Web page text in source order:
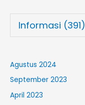
Informasi (391)
Agustus 2024
September 2023
April 2023